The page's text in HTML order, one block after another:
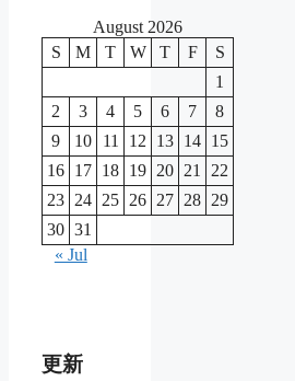
August 2026
S
M T W T F
S
1
2
3 4 5 6 7
8
9
10 11 12 13 14 15
16 17 18 19 20 21
22
23 24 25 26 27 28 29
30 31
« Jul
更新